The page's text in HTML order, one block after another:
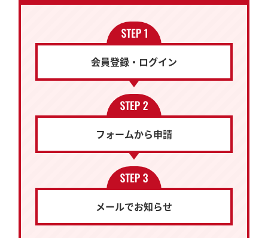
会員登録・ログイン
フォームから申請
メールでお知らせ